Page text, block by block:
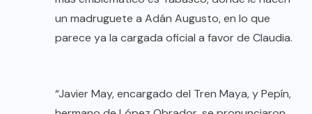
un madruguete a Adán Augusto, en lo que
parece ya la cargada oficial a favor de Claudia.
“Javier May, encargado del Tren Maya, y Pepín,